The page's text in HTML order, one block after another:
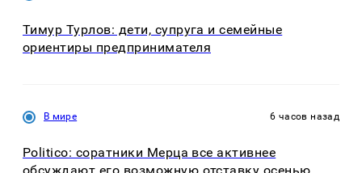
Тимур Турлов: дети, супруга и семейные
ориентиры предпринимателя
В мире 6 часов назад
Politico: соратники Мерца все активнее